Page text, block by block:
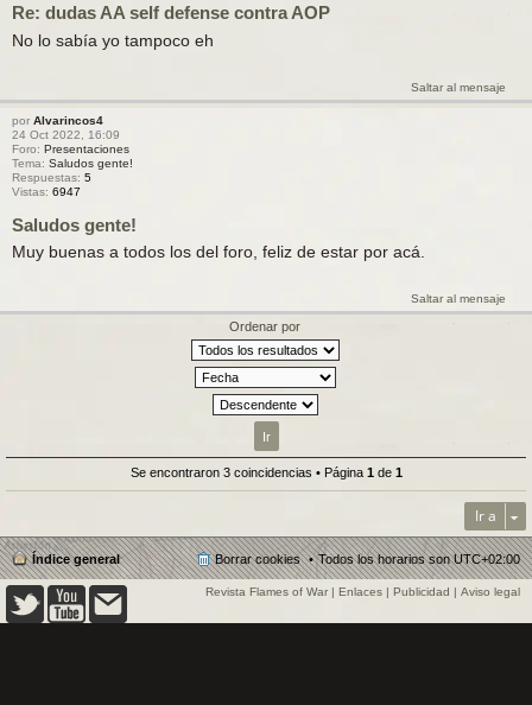
Re: dudas AA self defense contra AOP
No lo sabía yo tampoco eh
Saltar al mensaje
por Alvarincos4
24 Oct 2022, 16:09
Foro: Presentaciones
Tema: Saludos gente!
Respuestas: 5
Vistas: 6947
Saludos gente!
Muy buenas a todos los del foro, feliz de estar por acá.
Saltar al mensaje
Ordenar por
Se encontraron 3 coincidencias • Página 1de 1
Ir a
Índice general Todos los horarios sonUTC+02:00
Borrar cookies
Revista Flames of War | Enlaces | Publicidad | Aviso legal